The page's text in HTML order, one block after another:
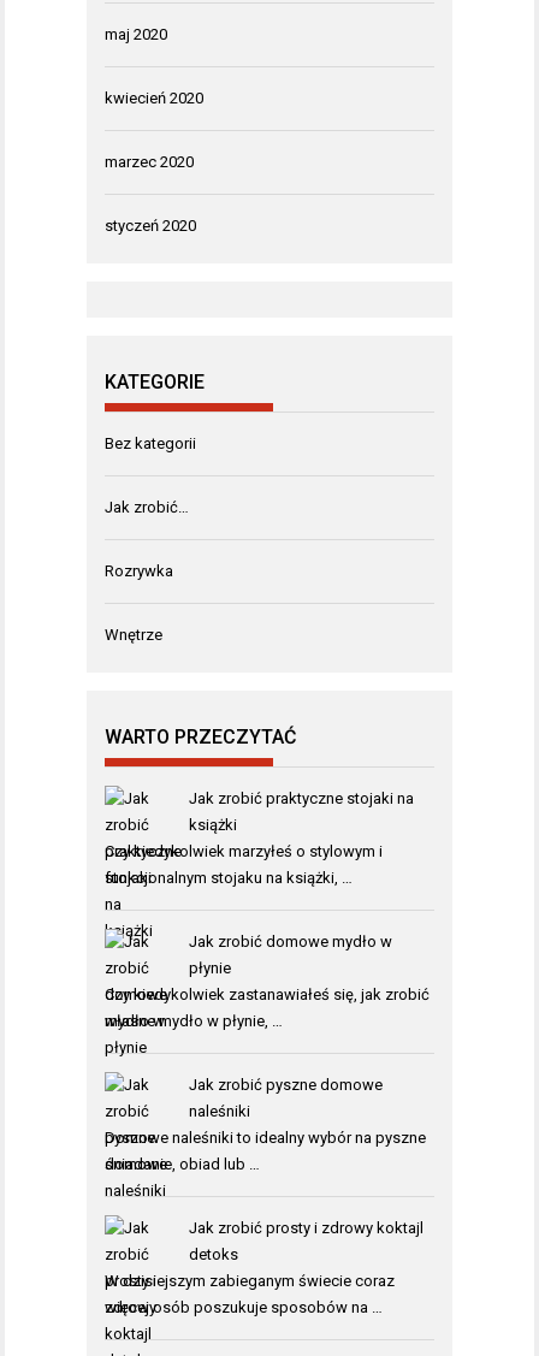
maj 2020
kwiecień 2020
marzec 2020
styczeń 2020
KATEGORIE
Bez kategorii
Jak zrobić…
Rozrywka
Wnętrze
WARTO PRZECZYTAĆ
Jak zrobić praktyczne stojaki na
książki
Czy kiedykolwiek marzyłeś o stylowym i
funkcjonalnym stojaku na książki, …
Jak zrobić domowe mydło w
płynie
Czy kiedykolwiek zastanawiałeś się, jak zrobić
własne mydło w płynie, …
Jak zrobić pyszne domowe
naleśniki
Domowe naleśniki to idealny wybór na pyszne
śniadanie, obiad lub …
Jak zrobić prosty i zdrowy koktajl
detoks
W dzisiejszym zabieganym świecie coraz
więcej osób poszukuje sposobów na …